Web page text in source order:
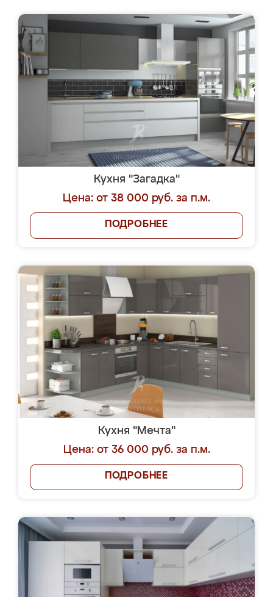
Кухня "Загадка"
Цена: от 38 000 руб. за п.м.
ПОДРОБНЕЕ
Кухня "Мечта"
Цена: от 36 000 руб. за п.м.
ПОДРОБНЕЕ